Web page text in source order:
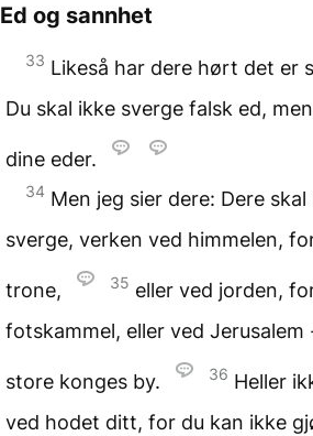
Ed og sannhet
33 Likeså har dere hørt det er
Du skal ikke sverge falsk ed,
dine eder.
34 Men jeg sier dere: Dere
sverge, verken ved himmelen,
trone, 35 eller ved jorden,
fotskammel, eller ved
store konges by. 36 Heller
ved hodet ditt, for du kan ikke